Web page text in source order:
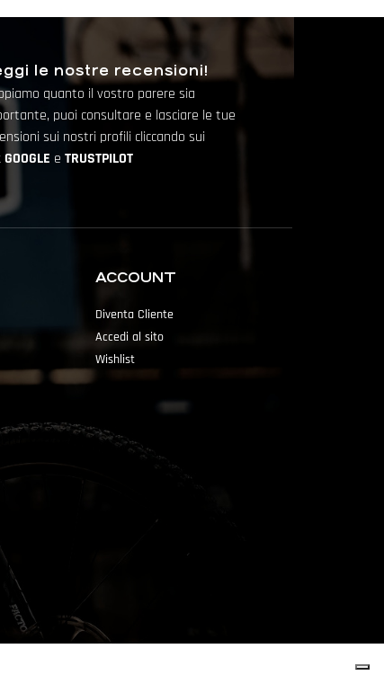
le nostre recensioni!
quanto il vostro parere sia
puoi consultare e lasciare le tue
sui nostri profili cliccando sui
GOOGLE e TRUSTPILOT
ACCOUNT
Diventa Cliente
Accedi al sito
Wishlist